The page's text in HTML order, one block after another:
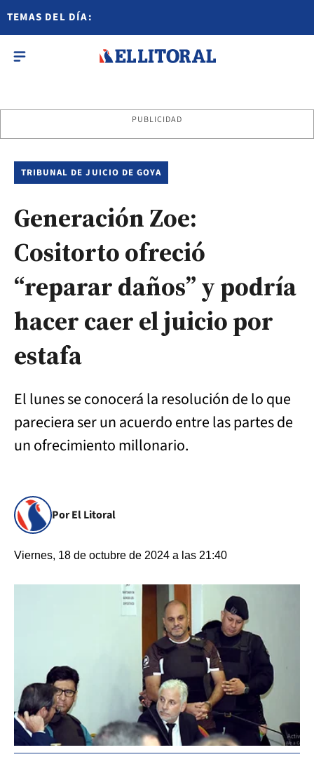
TEMAS DEL DÍA:
PUBLICIDAD
TRIBUNAL DE JUICIO DE GOYA
Generación Zoe:
Cositorto ofreció
“reparar daños” y podría
hacer caer el juicio por
estafa
El lunes se conocerá la resolución de lo que
pareciera ser un acuerdo entre las partes de
un ofrecimiento millonario.
Por El Litoral
Viernes, 18 de octubre de 2024 a las 21:40